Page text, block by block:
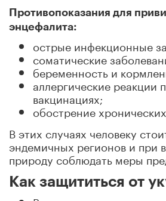
Противопоказания для
энцефалита:
острые инфекционные
соматические
беременность и
аллергические реакции
вакцинациях;
обострение
В этих случаях человеку
эндемичных регионов и при
природу соблюдать меры
Как защититься от